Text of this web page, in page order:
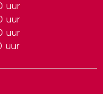
uur
uur
uur
uur